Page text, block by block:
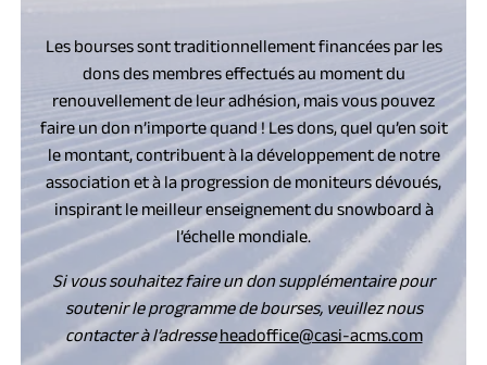
Les bourses sont traditionnellement financées par les
dons des membres effectués au moment du
renouvellement de leur adhésion, mais vous pouvez
faire un don n’importe quand ! Les dons, quel qu’en soit
le montant, contribuent à la développement de notre
association et à la progression de moniteurs dévoués,
inspirant le meilleur enseignement du snowboard à
l’échelle mondiale.
Si vous souhaitez faire un don supplémentaire pour
soutenir le programme de bourses, veuillez nous
contacter à l’adresse headoffice@casi-acms.com(opens
(opens